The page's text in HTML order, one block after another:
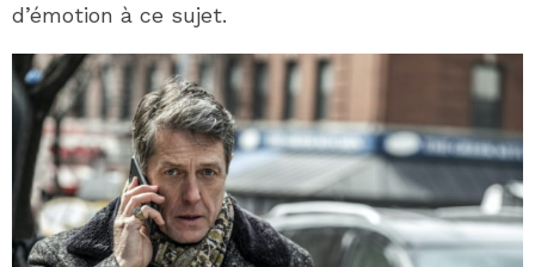
d’émotion à ce sujet.